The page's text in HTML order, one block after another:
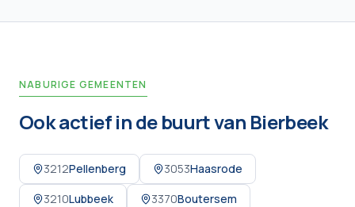
NABURIGE GEMEENTEN
Ook actief in de buurt van Bierbeek
3212Pellenberg 3053Haasrode
3210Lubbeek 3370Boutersem